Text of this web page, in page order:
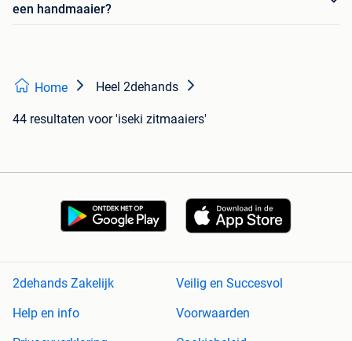
een handmaaier?
Home Heel 2dehands
44 resultaten voor 'iseki zitmaaiers'
2dehands Zakelijk
Veilig en Succesvol
Help en info
Voorwaarden